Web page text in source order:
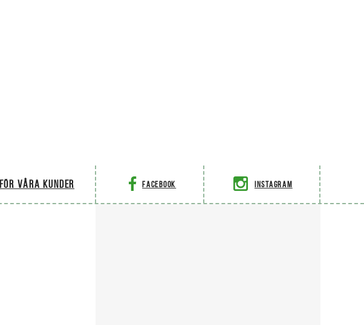
För våra kunder Facebook Instagram